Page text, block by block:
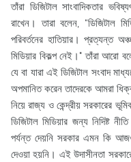
তাঁরা ডিজিটাল সাংবাদিকতার
রাখেন। তারা বলেন, “ডিজিটাল
পরিবর্তনের হাতিয়ার। প্রত্যন্ত
মিডিয়ার বিকল্প নেই।" তাঁরা আরো
যে বা যারা এই ডিজিটাল সংবাদ
অপমানিত করেন তাদেরকে আমরা
নিয়ে রাজ্য ও কেন্দ্রীয় সরকারের
ডিজিটাল মিডিয়ার জন্য নিদিষ্ট
পর্যন্ত দেয়নি সরকার এমন কি আজও
দেওয়া হয়নি। এই উদাসীনতা